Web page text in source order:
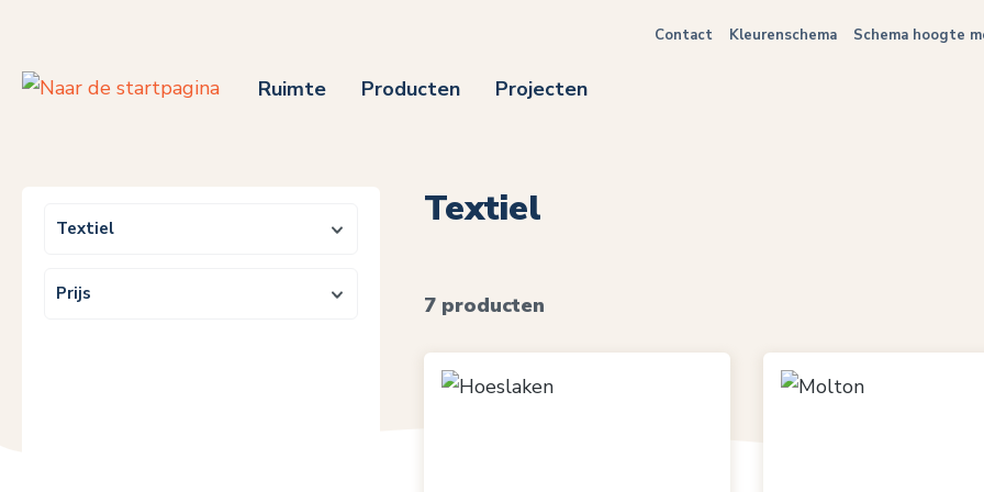
Contact Kleurenschema Schema hoogte
Ruimte Producten Projecten
Textiel
Prijs
Textiel
7 producten